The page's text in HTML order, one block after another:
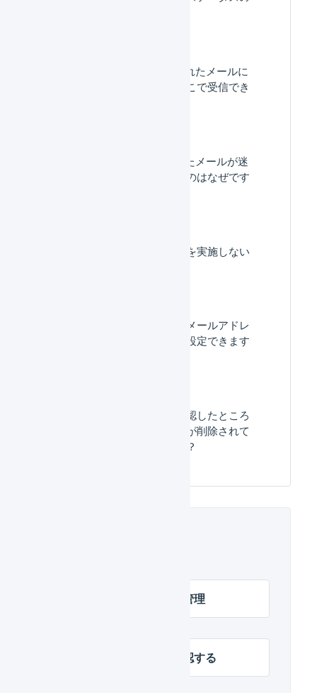
LOGILESSから送信されたメールに
返信があった場合、どこで受信でき
LOGILESSから送信したメールが迷
惑メールに分類されるのはなぜです
「メール送信者認証」を実施しない
メールが受け取れないメールアドレ
スを、メール送信者に設定できます
メールが送信できず確認したところ
「メール送信者認証」が削除されて
いましたがなぜですか？
メールテンプレートの管理
メールの送信履歴を確認する